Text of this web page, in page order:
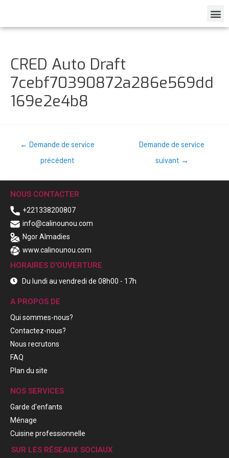
CRED Auto Draft
7cebf70390872a286e569dd
169e2e4b8
← Demande de service
précédent
Demande de service
suivant →
NOUS CONTACTER
+221338200807
info@calinounou.com
Ngor Almadies
www.calinounou.com
HORAIRES D'OUVERTURE
Du lundi au vendredi de 08h00 - 17h
A PROPOS DE
Qui sommes-nous?
Contactez-nous?
Nous recrutons
FAQ
Plan du site
NOS SERVICES
Garde d'enfants
Ménage
Cuisine professionnelle
SUR LES RÉSEAUX SOCIAUX